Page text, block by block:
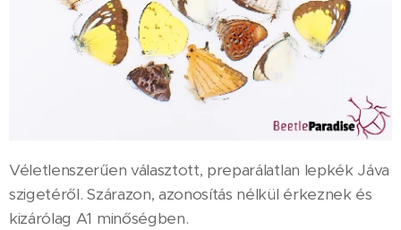
Véletlenszerűen választott, preparálatlan lepkék Jáva
szigetéről. Szárazon, azonosítás nélkül érkeznek és
kizárólag A1 minőségben.